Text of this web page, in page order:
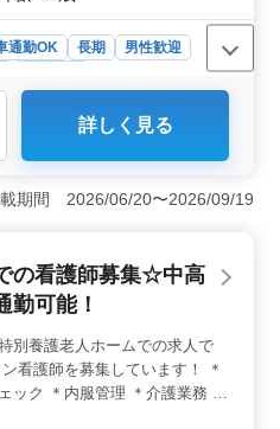
通勤OK 長期
男性歓迎
市での建築施工管理業務経
方を優遇し、1級建築施工管
を使った図面作成、資材発
ルを活かすことができま
費も支給され、優れた福利
集詳細＞ 施工管理の募
遣社員のいずれかで応募可
市高砂で、最寄り駅は大宮
施工管理技士以上で、普通
。建築施工管理の経験は5年
与と勤務条件＞ 年収は
通勤手当は全額支給されま
詳しく見る
期間 2026/06/20〜2026/09/19
の看護師募集☆中高
勤可能！
別養護老人ホームでの求人で
看護師を募集しています！ ＊
ック ＊内服管理 ＊介護業務 看